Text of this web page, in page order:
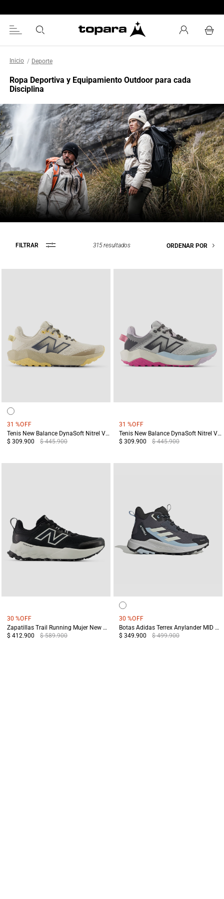
Deporte
Ropa Deportiva y Equipamiento Outdoor para cada
Disciplina
FILTRAR 315resultados ORDENAR POR
31 %OFF
Tenis New Balance DynaSoft Nitrel V6 Mujer Terreo
$ 309.900
$ 445.900
31 %OFF
Tenis New Balance DynaSoft Nitrel V6 Mujer Gris
$ 309.900
$ 445.900
30 %OFF
Zapatillas Trail Running Mujer New Balance Garoe V2 Negras
$ 412.900
$ 589.900
30 %OFF
Botas Adidas Terrex Anylander MID Mujer Negro/Gris
$ 349.900
$ 499.900